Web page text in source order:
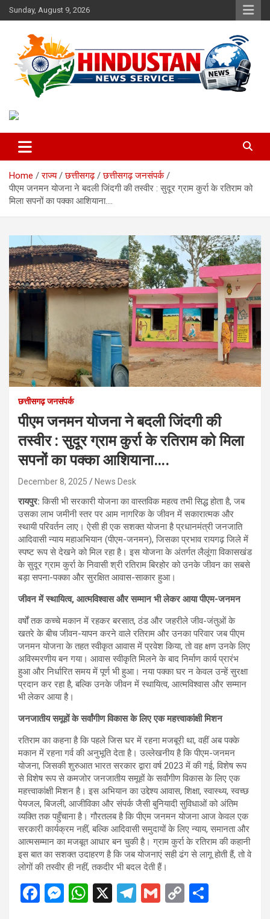
Skip
to
Sunday, August 9, 2026
Hindustan News Service
Home राज्य छत्तीसगढ़
छत्तीसगढ़ जनसंपर्क
पीएम जनमन योजना ने बदली जिंदगी की तस्वीर : सुदूर ग्राम कुर्रा के रतिराम को
मिला सपनों का पक्का आशियाना….
छत्तीसगढ़ जनसंपर्क
पीएम जनमन योजना ने बदली जिंदगी की
तस्वीर : सुदूर ग्राम कुर्रा के रतिराम को मिला
सपनों का पक्का आशियाना….
December 8, 2025 News Desk
रायपुर:किसी भी सरकारी योजना का वास्तविक महत्व तभी सिद्ध होता है, जब
उसका लाभ जमीनी स्तर पर आम नागरिक के जीवन में सकारात्मक और
स्थायी परिवर्तन लाए। ऐसी ही एक सशक्त योजना है प्रधानमंत्री जनजाति
आदिवासी न्याय महाअभियान (पीएम-जनमन), जिसका प्रभाव रायगढ़ जिले में
स्पष्ट रूप से देखने को मिल रहा है। इस योजना के अंतर्गत लैलूंगा विकासखंड
के सुदूर ग्राम कुर्रा के निवासी श्री रतिराम बिरहोर को उनके जीवन का सबसे
बड़ा सपना-पक्का और सुरक्षित आवास-साकार हुआ।
जीवन में स्थायित्व, आत्मविश्वास और सम्मान भी लेकर आया पीएम-जनमन
वर्षों तक कच्चे मकान में रहकर बरसात, ठंड और जहरीले जीव-जंतुओं के
खतरे के बीच जीवन-यापन करने वाले रतिराम और उनका परिवार जब पीएम
जनमन योजना के तहत स्वीकृत आवास में प्रवेश किया, तो वह क्षण उनके लिए
अविस्मरणीय बन गया। आवास स्वीकृति मिलने के बाद निर्माण कार्य प्रारंभ
हुआ और निर्धारित समय में पूर्ण भी हुआ। नया पक्का घर न केवल उन्हें सुरक्षा
प्रदान कर रहा है, बल्कि उनके जीवन में स्थायित्व, आत्मविश्वास और सम्मान
भी लेकर आया है।
जनजातीय समूहों के सर्वांगीण विकास के लिए एक महत्त्वाकांक्षी मिशन
रतिराम का कहना है कि पहले जिस घर में रहना मजबूरी था, वहीं अब पक्के
मकान में रहना गर्व की अनुभूति देता है। उल्लेखनीय है कि पीएम-जनमन
योजना, जिसकी शुरुआत भारत सरकार द्वारा वर्ष 2023 में की गई, विशेष रूप
से विशेष रूप से कमजोर जनजातीय समूहों के सर्वांगीण विकास के लिए एक
महत्त्वाकांक्षी मिशन है। इस अभियान का उद्देश्य आवास, शिक्षा, स्वास्थ्य, स्वच्छ
पेयजल, बिजली, आजीविका और संपर्क जैसी बुनियादी सुविधाओं को अंतिम
व्यक्ति तक पहुँचाना है। गौरतलब है कि पीएम जनमन योजना आज केवल एक
सरकारी कार्यक्रम नहीं, बल्कि आदिवासी समुदायों के लिए न्याय, समानता और
आत्मसम्मान का मजबूत आधार बन चुकी है। ग्राम कुर्रा के रतिराम की कहानी
इस बात का सशक्त उदाहरण है कि जब योजनाएं सही ढंग से लागू होती हैं, तो वे
लोगों की तस्वीर ही नहीं, तकदीर भी बदल देती हैं।
F
M W X
T
G
C